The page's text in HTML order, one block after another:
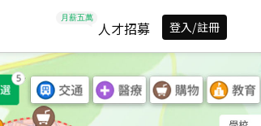
人才招募 登入/註冊